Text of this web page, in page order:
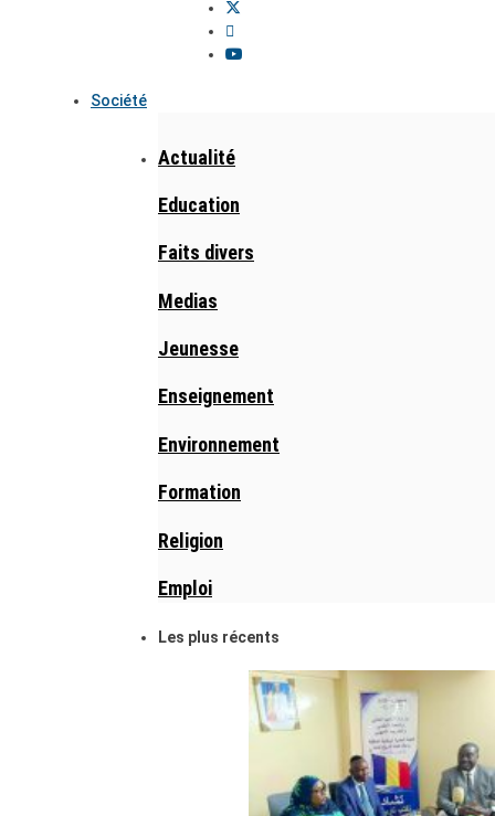
Société
Actualité
Education
Faits divers
Medias
Jeunesse
Enseignement
Environnement
Formation
Religion
Emploi
Les plus récents